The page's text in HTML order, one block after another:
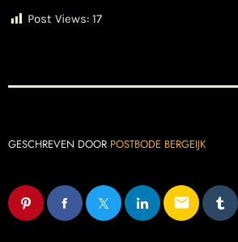
Post Views: 17
GESCHREVEN DOOR POSTBODE BERGEIJK
email